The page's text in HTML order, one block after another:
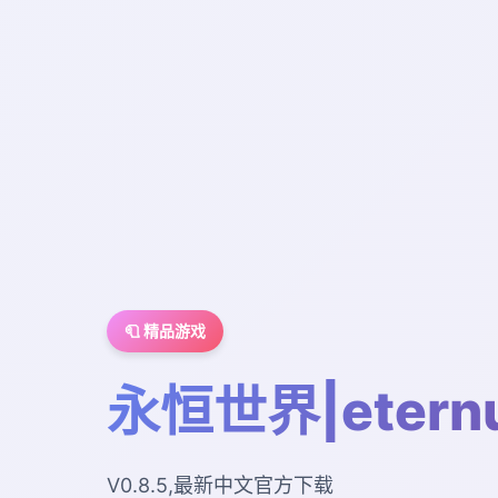
🧻 精品游戏
永恒世界
V0.8.5,最新中文官方下载